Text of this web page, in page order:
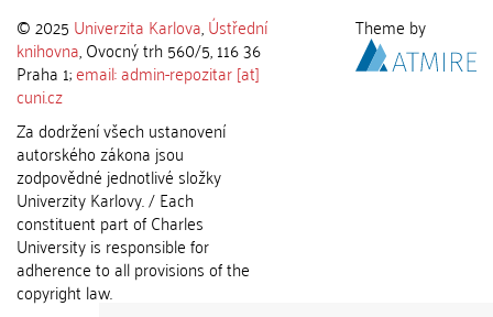
© 2025 Univerzita Karlova,Ústřední
knihovna, Ovocný trh 560/5, 116 36
Praha 1;email: admin-repozitar [at]
cuni.cz
Za dodržení všech ustanovení
autorského zákona jsou
zodpovědné jednotlivé složky
Univerzity Karlovy. / Each
constituent part of Charles
University is responsible for
adherence to all provisions of the
copyright law.
Theme by